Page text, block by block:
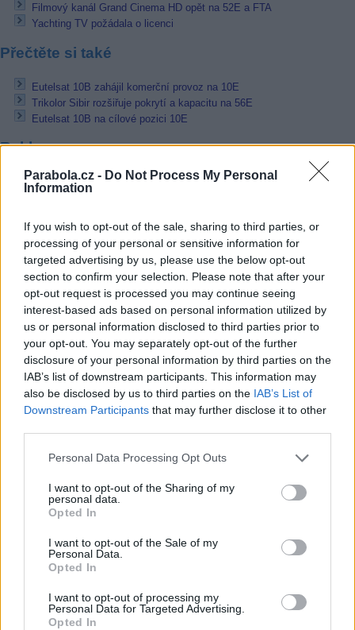
Parabola.cz - Do Not Process My Personal
Information
If you wish to opt-out of the sale, sharing to third parties, or
processing of your personal or sensitive information for
targeted advertising by us, please use the below opt-out
section to confirm your selection. Please note that after your
opt-out request is processed you may continue seeing
interest-based ads based on personal information utilized by
us or personal information disclosed to third parties prior to
your opt-out. You may separately opt-out of the further
disclosure of your personal information by third parties on the
IAB’s list of downstream participants. This information may
also be disclosed by us to third parties on the IAB’s List of
Downstream Participants that may further disclose it to other
Personal Data Processing Opt Outs
I want to opt-out of the Sharing of my
personal data.
Opted In
I want to opt-out of the Sale of my
Personal Data.
Opted In
I want to opt-out of processing my
Personal Data for Targeted Advertising.
Opted In
Filmový kanál Grand Cinema HD opět na 52E a FTA
Yachting TV požádala o licenci
Přečtěte si také
Eutelsat 10B zahájil komerční provoz na 10E
Trikolor Sibir rozšiřuje pokrytí a kapacitu na 56E
Eutelsat 10B na cílové pozici 10E
Reklama
Pracovní nabídky
48.400 Kč • příspěvek na ubytování (Jihlava, okres Jihlava)
07.08.2026 - Bosch Powertrain s.r.o. Jihlava • obsluha CNC strojů •
48.400 Kč • náborový bonus 50.000 Kč • příspěvek na ubytování
okres Jihlava)
06.08.2026 -Bosch Powertrain s.r.o. Jihlava • CNC operátor• mzda
Kč • náborový bonus 50.000 Kč • příspěvek na ubytování (Jihlava,
Jihlava)
Bosch Powertrain s.r.o. • montážní dělník • mzda 44.700
týdenní zálohy na mzdu 2.000 Kč (Jihlava, okres Jihlava)
06.08.2026 - Bosch Powertrain s.r.o. Jihlava • práce ve skladu • mzda
48.400 Kč • náborový bonus 50.000 Kč • ubytování (Jihlava, okres
... další nabídky zaměstnání
Prima sport - co nabídne v prvním